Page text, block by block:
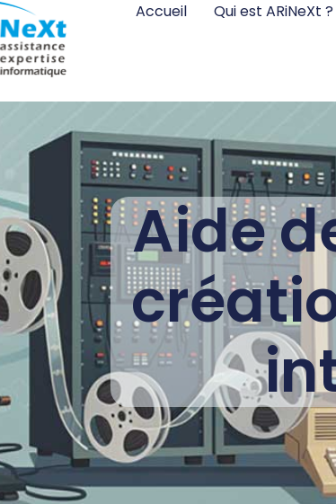
Accueil Qui est ARiNeXt ?
Aide